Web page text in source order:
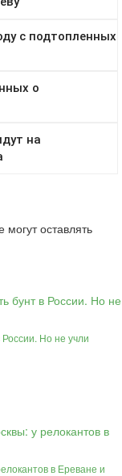
могут оставлять
Но не учли
в Ереване и